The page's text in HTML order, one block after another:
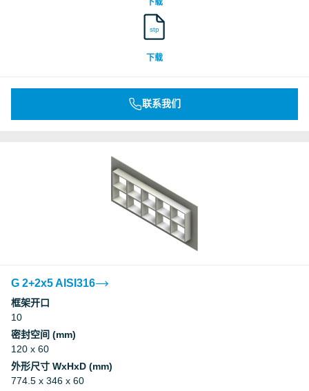
下载
stp
下载
联系我们
G 2+2x5 AISI316
框架开口
10
密封空间 (mm)
120 x 60
外形尺寸 WxHxD (mm)
774.5 x 346 x 60